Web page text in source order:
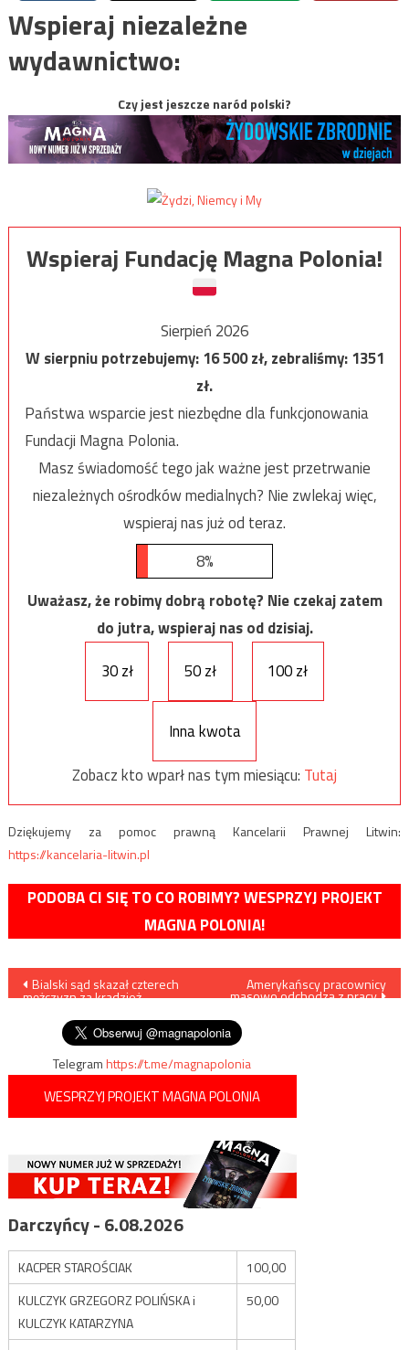
Wspieraj niezależne
wydawnictwo:
Czy jest jeszcze naród polski?
Wspieraj Fundację Magna Polonia!
Sierpień 2026
W sierpniu potrzebujemy:16 500zł, zebraliśmy:1351
zł.
Państwa wsparcie jest niezbędne dla funkcjonowania
Fundacji Magna Polonia.
Masz świadomość tego jak ważne jest przetrwanie
niezależnych ośrodków medialnych? Nie zwlekaj więc,
wspieraj nas już od teraz.
8%
Uważasz, że robimy dobrą robotę? Nie czekaj zatem
do jutra, wspieraj nas od dzisiaj.
30 zł
50 zł 100 zł
Inna kwota
Zobacz kto wparł nas tym miesiącu: Tutaj
Dziękujemy za pomoc prawną Kancelarii Prawnej Litwin:
https://kancelaria-litwin.pl
PODOBA CI SIĘ TO CO ROBIMY? WESPRZYJ PROJEKT
MAGNA POLONIA!
Nawigacja
wpisu
Bialski sąd skazał czterech
mężczyzn za kradzież
Amerykańscy pracownicy
masowo odchodzą z pracy
Telegramhttps://t.me/magnapolonia
WESPRZYJ PROJEKT MAGNA POLONIA
Darczyńcy - 6.08.2026
KACPER STAROŚCIAK
100,00
KULCZYK GRZEGORZ POLIŃSKA i
KULCZYK KATARZYNA
50,00